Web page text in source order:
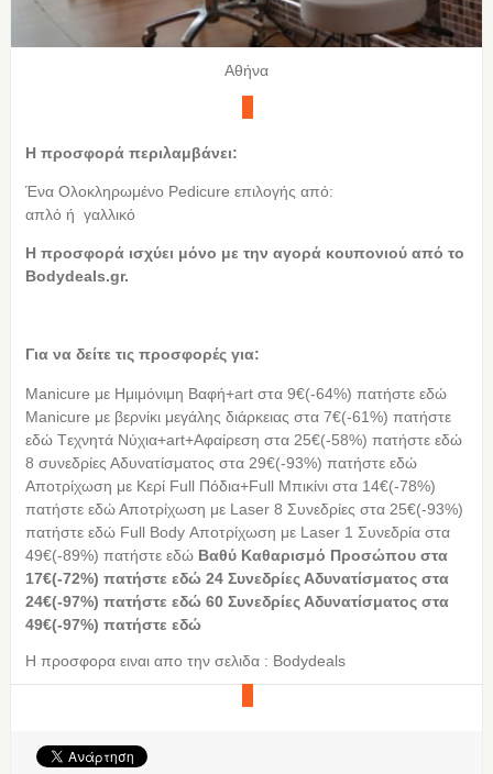
Αθήνα
Η προσφορά περιλαμβάνει:
Ένα Ολοκληρωμένο Pedicure επιλογής από:
απλό ή γαλλικό
Η προσφορά ισχύει μόνο με την αγορά κουπονιού από τo
Bodydeals.gr.
Για να δείτε τις προσφορές για:
Manicure με Ημιμόνιμη Βαφή+art στα 9€(-64%) πατήστε εδώ
Μanicure με βερνίκι μεγάλης διάρκειας στα 7€(-61%) πατήστε
εδώ Tεχνητά Νύχια+art+Aφαίρεση στα 25€(-58%) πατήστε εδώ
8 συνεδρίες Αδυνατίσματος στα 29€(-93%) πατήστε εδώ
Αποτρίχωση με Κερί Full Πόδια+Full Μπικίνι στα 14€(-78%)
πατήστε εδώ Αποτρίχωση με Laser 8 Συνεδρίες στα 25€(-93%)
πατήστε εδώ Full Body Αποτρίχωση με Laser 1 Συνεδρία στα
49€(-89%) πατήστε εδώ Βαθύ Καθαρισμό Προσώπου στα
17€(-72%) πατήστε εδώ 24 Συνεδρίες Αδυνατίσματος στα
24€(-97%) πατήστε εδώ 60 Συνεδρίες Αδυνατίσματος στα
49€(-97%) πατήστε εδώ
Η προσφορα ειναι απο την σελιδα : Bodydeals